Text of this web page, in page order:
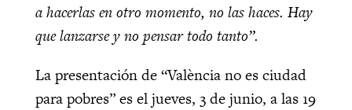
a hacerlas en otro momento, no las haces. Hay
que lanzarse y no pensar todo tanto”.
La presentación de “València no es ciudad
para pobres” es el jueves, 3 de junio, a las 19